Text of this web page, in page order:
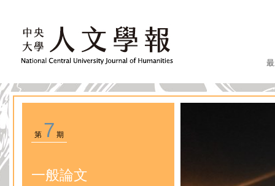
第 7 期
一般論文